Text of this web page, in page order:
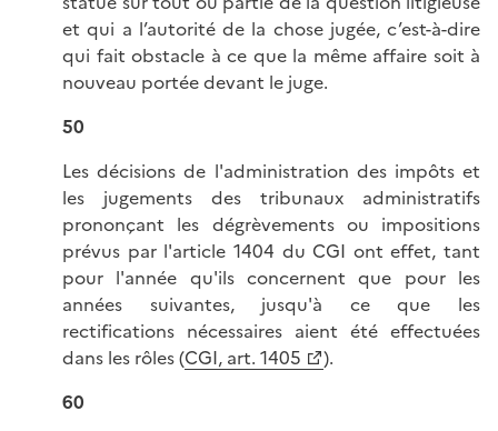
et qui a l’autorité de la chose jugée, c’est-à-dire
qui fait obstacle à ce que la même affaire soit à
nouveau portée devant le juge.
50
Les décisions de l'administration des impôts et
les jugements des tribunaux administratifs
prononçant les dégrèvements ou impositions
prévus par l'article 1404 du CGI ont effet, tant
pour l'année qu'ils concernent que pour les
années suivantes, jusqu'à ce que les
rectifications nécessaires aient été effectuées
dans les rôles (CGI, art. 1405
).
60